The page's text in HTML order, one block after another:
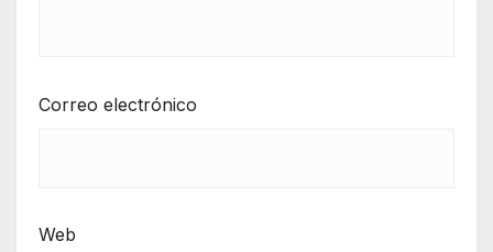
Correo electrónico
Web